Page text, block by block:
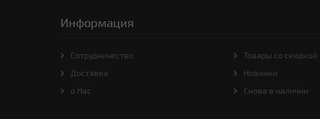
Информация
Cотрудничество
Доставка
о Нас
Товары со скидкой
Новинки
Снова в наличии